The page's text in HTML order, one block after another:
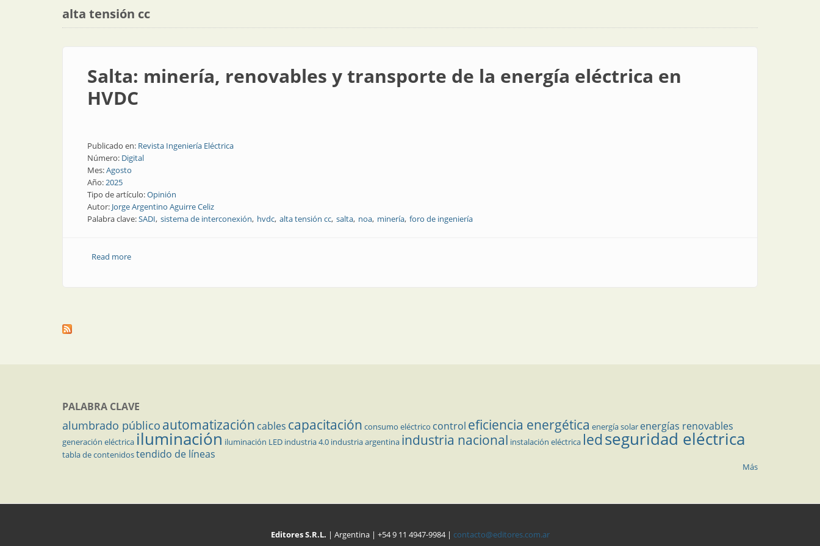
alta tensión cc
Salta: minería, renovables y transporte de la energía eléctrica en
HVDC
Publicado en: Revista Ingeniería Eléctrica
Número: Digital
Mes:Agosto
Año:2025
Tipo de artículo:Opinión
Autor: Jorge Argentino Aguirre Celiz
Palabra clave:SADI sistema de interconexión hvdc alta tensión cc salta noa minería foro de ingeniería
Read moreabout Salta: minería, renovables y transporte de la energía eléctrica en HVDC
PALABRA CLAVE
alumbrado público automatización cables capacitación consumo eléctrico control eficiencia energética energía solar energías renovables
generación eléctrica iluminación iluminación LED industria 4.0 industria argentina industria nacional instalación eléctrica ledseguridad eléctrica
tabla de contenidostendido de líneas
Más
Editores S.R.L. | Argentina | +54 9 11 4947-9984 | contacto@editores.com.ar